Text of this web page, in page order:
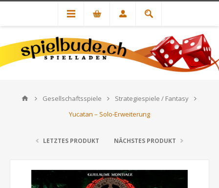
Gesellschaftsspiele
Strategiespiele / Fantasy
Yucatan – Solo-Erweiterung
LETZTES PRODUKT NÄCHSTES PRODUKT